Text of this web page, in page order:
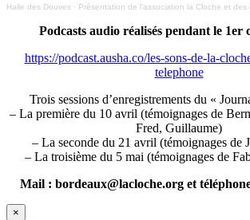
Halle des Douves · Présentation de l’association la Cloche et
Podcasts audio réalisés pendant le 1er
https://podcast.ausha.co/les-sons-de-la-
telephone
Trois sessions d’enregistrements du «
– La première du 10 avril (témoignages de
Fred, Guillaume)
– La seconde du 21 avril (témoignages de
– La troisième du 5 mai (témoignages de
Mail : bordeaux@lacloche.org et
×